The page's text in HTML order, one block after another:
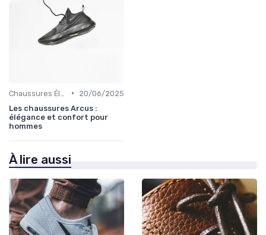
•
20/06/2025
Les chaussures Arcus :
élégance et confort pour
hommes
À lire aussi